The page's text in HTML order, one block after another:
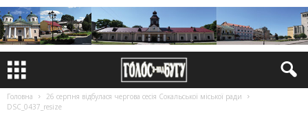
Головна
26 серпня відбулася чергова сесія Сокальської міської ради
DSC_0437_resize